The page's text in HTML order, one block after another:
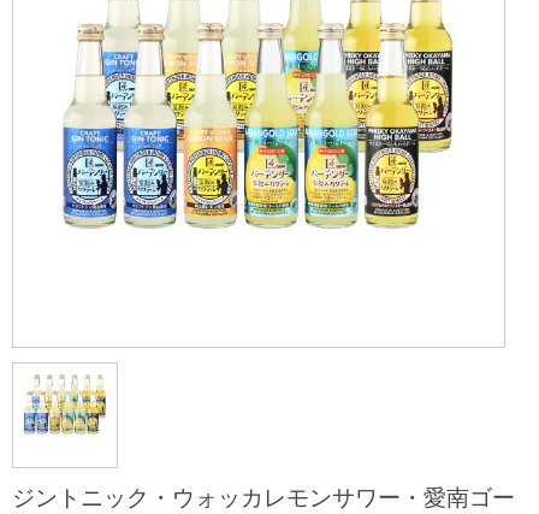
ジントニック・ウォッカレモンサワー・愛南ゴー